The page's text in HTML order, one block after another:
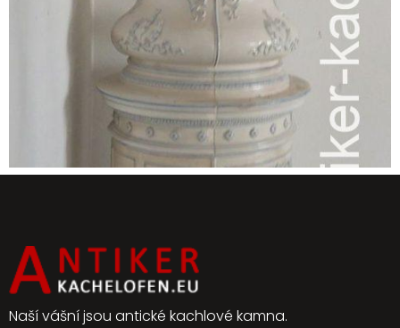
Naší vášní jsou antické kachlové kamna.